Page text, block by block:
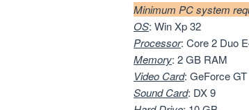
Minimum PC system
OS: Win Xp 32
Processor: Core 2 Duo
Memory: 2 GB RAM
Video Card: GeForce
Sound Card: DX 9